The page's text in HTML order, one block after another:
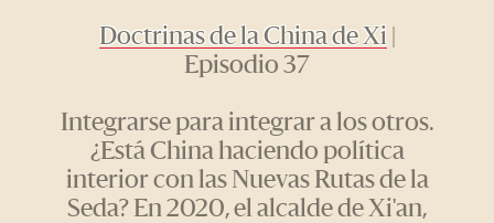
Doctrinas de la China de Xi|
Episodio 37
Integrarse para integrar a los otros.
¿Está China haciendo política
interior con las Nuevas Rutas de la
Seda? En 2020, el alcalde de Xi'an,